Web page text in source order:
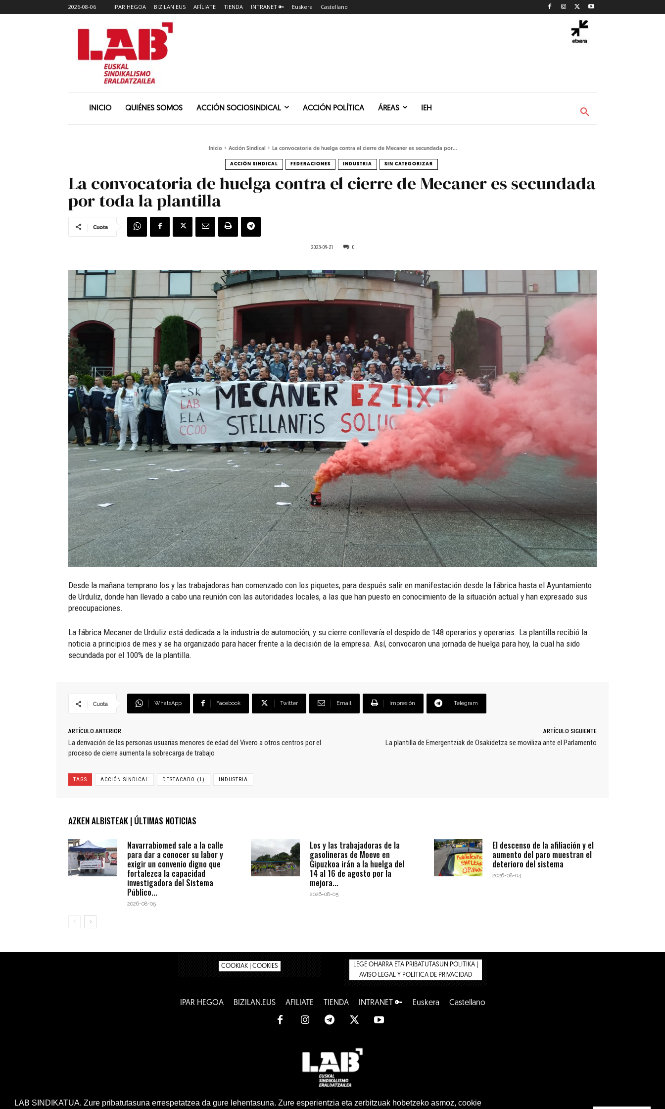
2026-08-06 IPAR HEGOA BIZILAN.EUS AFÍLIATE TIENDA INTRANET 🔑 Euskera Castellano
INICIO QUIÉNES SOMOS ACCIÓN SOCIOSINDICAL ACCIÓN POLÍTICA ÁREAS IEH
Inicio Acción Sindical La convocatoria de huelga contra el cierre de Mecaner es secundada por...
ACCIÓN SINDICAL FEDERACIONES INDUSTRIA SIN CATEGORIZAR
La convocatoria de huelga contra el cierre de Mecaner es secundada
por toda la plantilla
Cuota
2023-09-21 0
Desde la mañana temprano los y las trabajadoras han comenzado con los piquetes, para después salir en manifestación desde la fábrica hasta el Ayuntamiento
de Urduliz, donde han llevado a cabo una reunión con las autoridades locales, a las que han puesto en conocimiento de la situación actual y han expresado sus
preocupaciones.
La fábrica Mecaner de Urduliz está dedicada a la industria de automoción, y su cierre conllevaría el despido de 148 operarios y operarias. La plantilla recibió la
noticia a principios de mes y se ha organizado para hacer frente a la decisión de la empresa. Así, convocaron una jornada de huelga para hoy, la cual ha sido
secundada por el 100% de la plantilla.
Cuota WhatsApp Facebook Twitter Email Impresión Telegram
ARTÍCULO ANTERIOR
La derivación de las personas usuarias menores de edad del Vivero a otros centros por el
proceso de cierre aumenta la sobrecarga de trabajo
ARTÍCULO SIGUIENTE
La plantilla de Emergentziak de Osakidetza se moviliza ante el Parlamento
TAGS ACCIÓN SINDICAL DESTACADO (1) INDUSTRIA
AZKEN ALBISTEAK | ÚLTIMAS NOTICIAS
Navarrabiomed sale a la calle
para dar a conocer su labor y
exigir un convenio digno que
fortalezca la capacidad
investigadora del Sistema
Público...
2026-08-05
Los y las trabajadoras de la
gasolineras de Moeve en
Gipuzkoa irán a la huelga del
14 al 16 de agosto por la
mejora...
2026-08-05
El descenso de la afiliación y el
aumento del paro muestran el
deterioro del sistema
2026-08-04
COOKIAK | COOKIES
LEGE OHARRA ETA PRIBATUTASUN POLITIKA |
AVISO LEGAL Y POLÍTICA DE PRIVACIDAD
IPAR HEGOA BIZILAN.EUS AFÍLIATE TIENDA INTRANET 🔑 Euskera Castellano
www.lab.eus
LAB SINDIKATUA. Zure pribatutasuna errespetatzea da gure lehentasuna. Zure esperientzia eta zerbitzuak hobetzeko asmoz, cookie